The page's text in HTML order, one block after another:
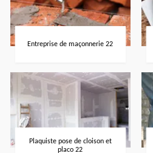
Entreprise de maçonnerie 22
Plaquiste pose de cloison et
placo 22